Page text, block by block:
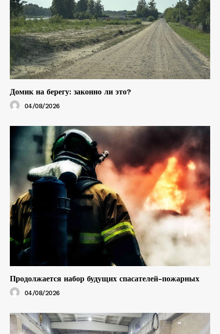
Домик на берегу: законно ли это?
04/08/2026
Продолжается набор будущих спасателей-пожарных
04/08/2026